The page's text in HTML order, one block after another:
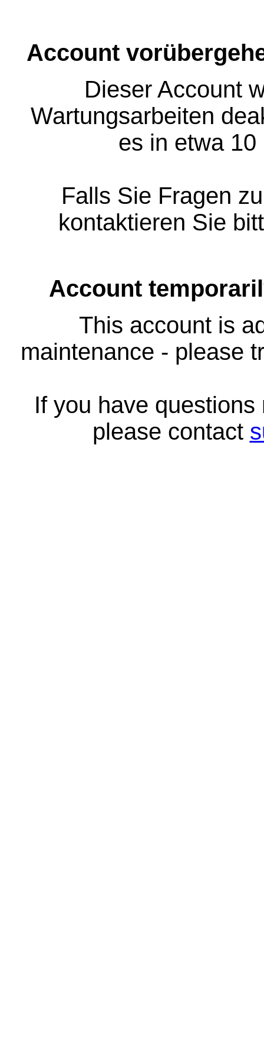
Account
Dieser Account
Wartungsarbeiten
es in etwa
Falls Sie Fragen
kontaktieren Sie
Account
This account is
maintenance - please
If you have
please contact